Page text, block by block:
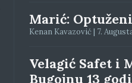
Marić:
Kenan Kavazović | 7.
Velagić Safet i
Bugojnu 13